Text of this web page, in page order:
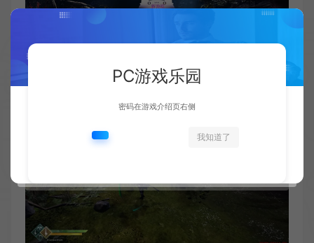
PC游戏乐园
密码在游戏介绍页右侧
我知道了